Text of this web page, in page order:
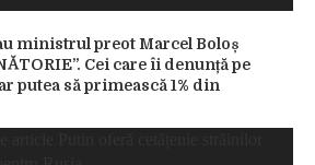
ministrul preot Marcel Boloș
Cei care îi denunță pe
putea să primească 1% din